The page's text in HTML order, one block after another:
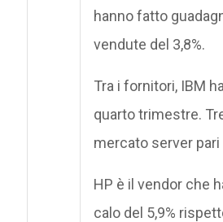
hanno fatto
vendute del 3,8%.
Tra i fornitori, IBM
quarto trimestre.
mercato server
HP è il vendor che
calo del 5,9%